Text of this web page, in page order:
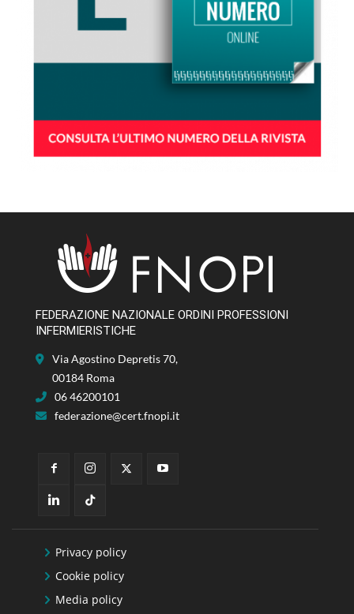
FEDERAZIONE NAZIONALE ORDINI PROFESSIONI
INFERMIERISTICHE
Via Agostino Depretis 70,
00184 Roma
06 46200101
federazione@cert.fnopi.it
Privacy policy
Cookie policy
Media policy